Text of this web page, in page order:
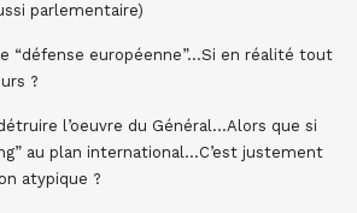
parlementaire)
“défense européenne”…Si en réalité tout
?
l’oeuvre du Général…Alors que si
au plan international…C’est justement
atypique ?